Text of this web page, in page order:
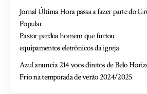
Jornal Última Hora passa a fazer parte do
Popular
Pastor perdoa homem que furtou
equipamentos eletrônicos da igreja
Azul anuncia 214 voos diretos de Belo
Frio na temporada de verão 2024/2025